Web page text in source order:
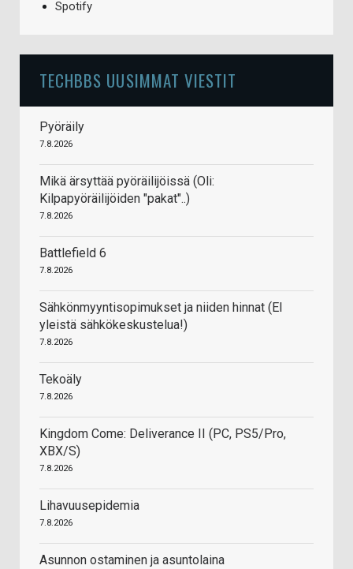
Spotify
TECHBBS UUSIMMAT VIESTIT
Pyöräily
7.8.2026
Mikä ärsyttää pyöräilijöissä (Oli:
Kilpapyöräilijöiden "pakat"..)
7.8.2026
Battlefield 6
7.8.2026
Sähkönmyyntisopimukset ja niiden hinnat (EI
yleistä sähkökeskustelua!)
7.8.2026
Tekoäly
7.8.2026
Kingdom Come: Deliverance II (PC, PS5/Pro,
XBX/S)
7.8.2026
Lihavuusepidemia
7.8.2026
Asunnon ostaminen ja asuntolaina